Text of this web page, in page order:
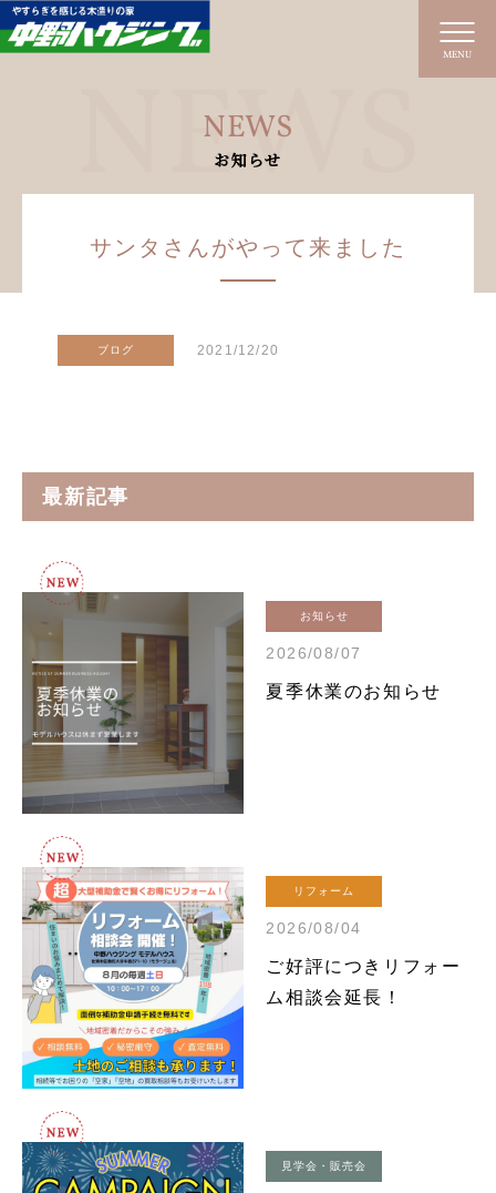
MENU
NEWS
お知らせ
サンタさんがやって来ました
ブログ 2021/12/20
最新記事
お知らせ
2026/08/07
夏季休業のお知らせ
リフォーム
2026/08/04
ご好評につきリフォー
ム相談会延長！
見学会・販売会